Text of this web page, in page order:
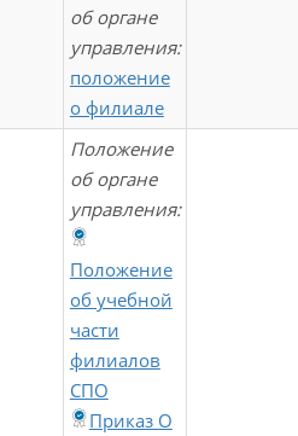
об органе
управления:
положение
о филиале
Положение
об органе
управления:
Положение
об учебной
части
филиалов
СПО
Приказ О